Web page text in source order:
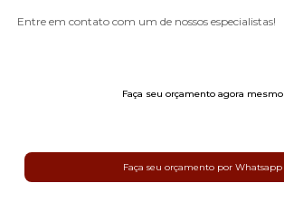
Entre em contato com um de nossos especialistas!
Faça seu orçamento agora mesmo
Faça seu orçamento por Whatsapp